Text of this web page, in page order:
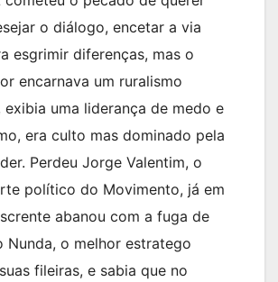
o diálogo, encetar a via
esgrimir diferenças, mas o
encarnava um ruralismo
uma liderança de medo e
era culto mas dominado pela
Perdeu Jorge Valentim, o
político do Movimento, já em
abanou com a fuga de
Nunda, o melhor estratego
fileiras, e sabia que no